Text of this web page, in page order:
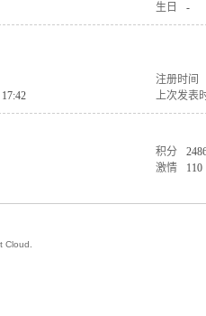
生日 -
注册时间
上次发表
积分
激情 110
Cloud.